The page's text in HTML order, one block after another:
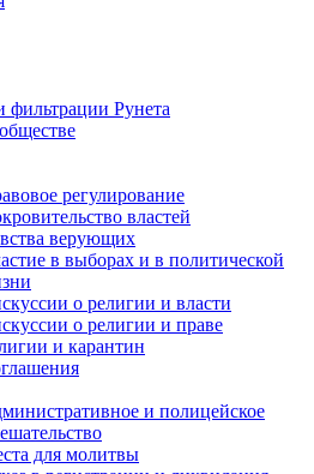
фильтрации Рунета
регулирование
властей
верующих
в выборах и в политической
о религии и власти
о религии и праве
и карантин
и полицейское
для молитвы